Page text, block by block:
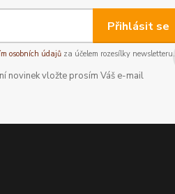
Přihlásit se
osobních údajůza účelem rozesílky newsletteru.
novinek vložte prosím Váš e-mail